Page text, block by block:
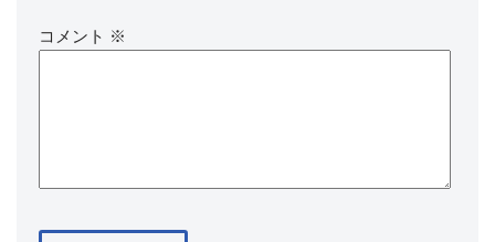
コメント ※